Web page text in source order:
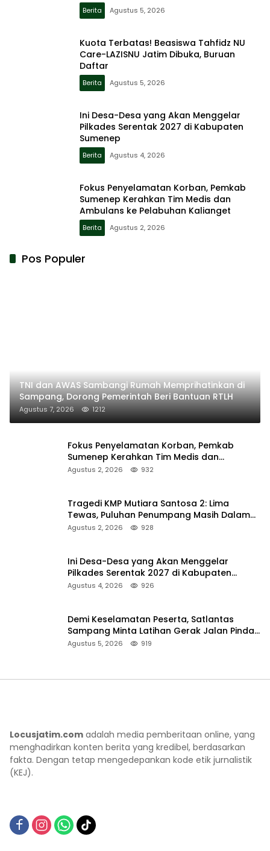
Berita Agustus 5, 2026
Kuota Terbatas! Beasiswa Tahfidz NU
Care-LAZISNU Jatim Dibuka, Buruan
Daftar
Berita Agustus 5, 2026
Ini Desa-Desa yang Akan Menggelar
Pilkades Serentak 2027 di Kabupaten
Sumenep
Berita Agustus 4, 2026
Fokus Penyelamatan Korban, Pemkab
Sumenep Kerahkan Tim Medis dan
Ambulans ke Pelabuhan Kalianget
Berita Agustus 2, 2026
Pos Populer
TNI dan AWAS Sambangi Rumah Memprihatinkan di
Sampang, Dorong Pemerintah Beri Bantuan RTLH
Agustus 7, 2026 1212
Fokus Penyelamatan Korban, Pemkab
Sumenep Kerahkan Tim Medis dan
Ambulans ke Pelabuhan Kalianget
Agustus 2, 2026 932
Tragedi KMP Mutiara Santosa 2: Lima
Tewas, Puluhan Penumpang Masih Dalam
Pencarian
Agustus 2, 2026 928
Ini Desa-Desa yang Akan Menggelar
Pilkades Serentak 2027 di Kabupaten
Sumenep
Agustus 4, 2026 926
Demi Keselamatan Peserta, Satlantas
Sampang Minta Latihan Gerak Jalan Pindah
ke Lokasi Aman
Agustus 5, 2026 919
Locusjatim.com adalah media pemberitaan online, yang
menghadirkan konten berita yang kredibel, berdasarkan
fakta. Dengan tetap mengedepankan kode etik jurnalistik
(KEJ).